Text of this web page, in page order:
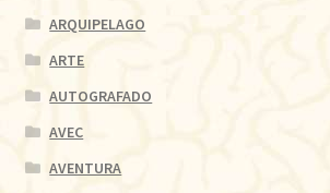
ARQUIPELAGO
ARTE
AUTOGRAFADO
AVEC
AVENTURA